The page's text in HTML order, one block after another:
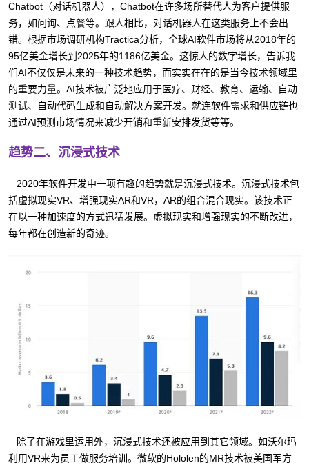
Chatbot（对话机器人），Chatbot在许多场所替代人为客户提供服
务，如问询、点餐等。跟人相比，对话机器人在这类服务上不会出
错。根据市场调研机构Tractica分析，全球AI软件市场将从2018年的
95亿美金增长到2025年的1186亿美金。这惊人的数字增长，告诉我
们AI不仅仅是未来的一种技术趋势，而实实在在的是当今技术领域里
的重要力量。AI技术被广泛地应用于医疗、财经、教育、运输、自动
测试、自动代码生成和自动解决方案开发。就连软件需求和供应链也
通过AI预测市场情况来减少开销和重新安排发货等等。
趋势二、沉浸式技术
2020年软件开发中一项有趣的趋势就是沉浸式技术。沉浸式技术包
括虚拟现实VR、增强现实AR和VR，AR的组合混合现实。该技术正
在以一种加速度的方式迅猛发展。虚拟现实和增强现实的不断改进，
每年都在创造新的奇迹。
除了在游戏里运用外，沉浸式技术还被应用到其它领域。如沃尔玛
利用VR来为员工做服务培训。微软的Hololen的MR技术被美国军方